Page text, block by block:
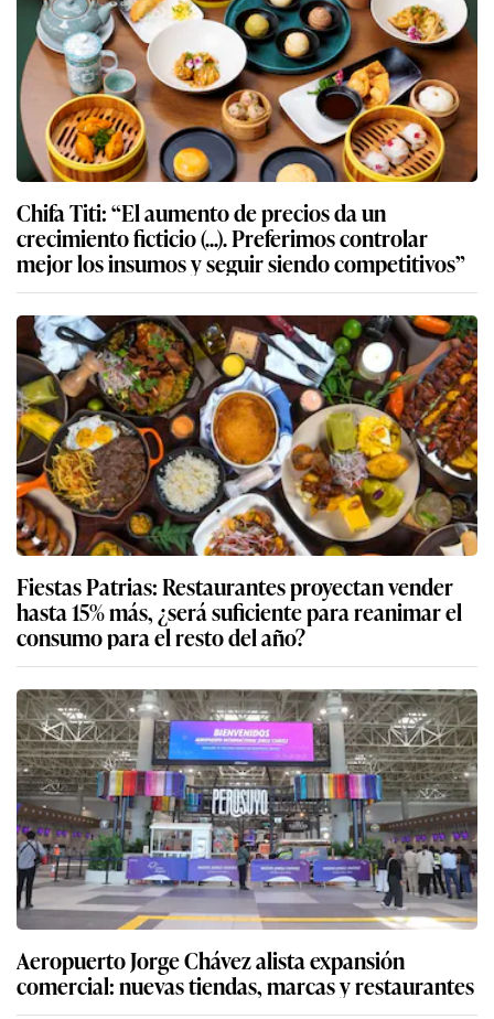
Chifa Titi: “El aumento de precios da un
crecimiento ficticio (...). Preferimos controlar
mejor los insumos y seguir siendo competitivos”
Fiestas Patrias: Restaurantes proyectan vender
hasta 15% más, ¿será suficiente para reanimar el
consumo para el resto del año?
Aeropuerto Jorge Chávez alista expansión
comercial: nuevas tiendas, marcas y restaurantes